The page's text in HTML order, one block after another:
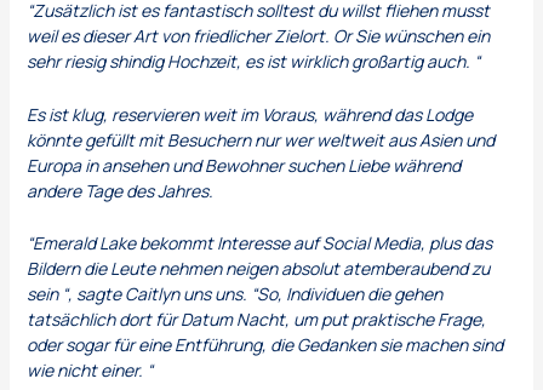
“Zusätzlich ist es fantastisch solltest du willst fliehen musst
weil es dieser Art von friedlicher Zielort. Or Sie wünschen ein
sehr riesig shindig Hochzeit, es ist wirklich großartig auch. “
Es ist klug, reservieren weit im Voraus, während das Lodge
könnte gefüllt mit Besuchern nur wer weltweit aus Asien und
Europa in ansehen und Bewohner suchen Liebe während
andere Tage des Jahres.
“Emerald Lake bekommt Interesse auf Social Media, plus das
Bildern die Leute nehmen neigen absolut atemberaubend zu
sein “, sagte Caitlyn uns uns. “So, Individuen die gehen
tatsächlich dort für Datum Nacht, um put praktische Frage,
oder sogar für eine Entführung, die Gedanken sie machen sind
wie nicht einer. “